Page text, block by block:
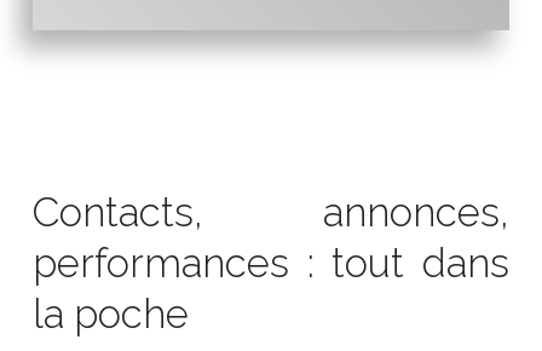
Contacts, annonces,
performances : tout dans
la poche